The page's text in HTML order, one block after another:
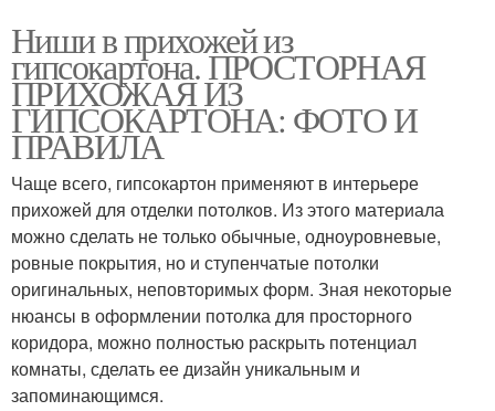
Ниши в прихожей из
гипсокартона. ПРОСТОРНАЯ
ПРИХОЖАЯ ИЗ
ГИПСОКАРТОНА: ФОТО И
ПРАВИЛА
Чаще всего, гипсокартон применяют в интерьере
прихожей для отделки потолков. Из этого материала
можно сделать не только обычные, одноуровневые,
ровные покрытия, но и ступенчатые потолки
оригинальных, неповторимых форм. Зная некоторые
нюансы в оформлении потолка для просторного
коридора, можно полностью раскрыть потенциал
комнаты, сделать ее дизайн уникальным и
запоминающимся.